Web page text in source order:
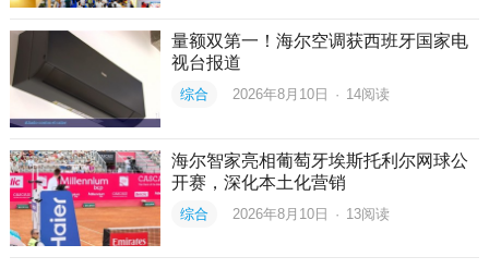
量额双第一！海尔空调获西班牙国家电
视台报道
综合 2026年8月10日 · 14阅读
海尔智家亮相葡萄牙埃斯托利尔网球公
开赛，深化本土化营销
综合 2026年8月10日 · 13阅读